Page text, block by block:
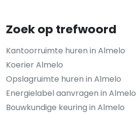
Zoek op trefwoord
Kantoorruimte huren in Almelo
Koerier Almelo
Opslagruimte huren in Almelo
Energielabel aanvragen in Almelo
Bouwkundige keuring in Almelo